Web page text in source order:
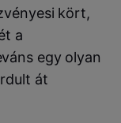
kört,
a
egy olyan
át